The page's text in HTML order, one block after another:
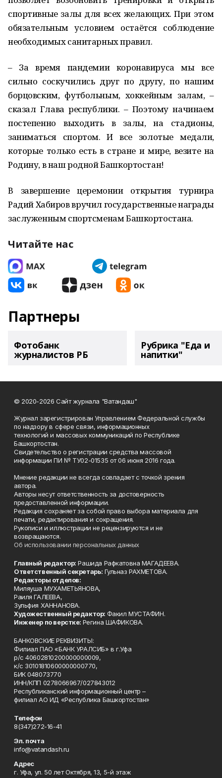
спортивные залы для всех желающих. При этом
обязательным условием остаётся соблюдение
необходимых санитарных правил.
– За время пандемии коронавируса мы все
сильно соскучились друг по другу, по нашим
борцовским, футбольным, хоккейным залам, –
сказал Глава республики. – Поэтому начинаем
постепенно выходить в залы, на стадионы,
заниматься спортом. И все золотые медали,
которые только есть в стране и мире, везите на
Родину, в наш родной Башкортостан!
В завершение церемонии открытия турнира
Радий Хабиров вручил государственные награды
заслуженным спортсменам Башкортостана.
Читайте нас
Партнеры
Фотобанк
журналистов РБ
Рубрика "Еда и
напитки"
© 2020-2026 Сайт журнала "Ватандаш"
Журнал зарегистрирован Управлением Федеральной службы
по надзору в сфере связи, информационных
технологий и массовых коммуникаций по Республике
Башкортостан.
Свидетельство о регистрации средства массовой
информации ПИ № ТУ02-01535 от 06 июня 2016 года.
Мнение редакции не всегда совпадает с точкой зрения
автора.
Авторы несут ответственность за достоверность
предоставленной информации.
Редакция сохраняет за собой право выбора материала для
печати, редактирования и сокращения.
Рукописи и иллюстрации не рецензируются и не
возвращаются.
Об использовании персональных данных
Главный редактор: Рашида Рафкатовна МАГАДЕЕВА.
Ответственный секретарь: Гульназ РАХМЕТОВА.
Редакторы отделов:
Миляуша МУХАМЕТЬЯНОВА,
Раиля ГАЛЕЕВА,
Зульфия ХАННАНОВА.
Художественный редактор: Факил МУСТАФИН.
Инженер по верстке: Регина ШАФИКОВА.
БАНКОВСКИЕ РЕКВИЗИТЫ:
Филиал ПАО «БАНК УРАЛСИБ» в г.Уфа
р/с 40602810200000000009,
к/с 30101810600000000770,
БИК 048073770
ИНН/КПП 0278066967/027843012
Республиканский информационный центр –
филиал АО ИД «Республика Башкортостан»
Телефон
8(347)272-16-41
Эл. почта
info@vatandash.ru
Адрес
г. Уфа, ул. 50 лет Октября, 13, 5-й этаж